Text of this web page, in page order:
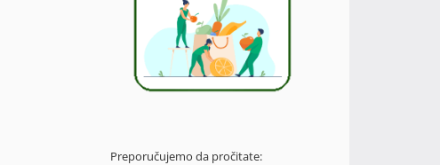
Preporučujemo da pročitate: